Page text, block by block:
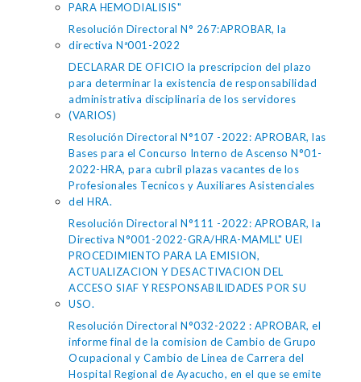
PARA HEMODIALISIS"
Resolución Directoral N° 267:APROBAR, la
directiva Nª001-2022
DECLARAR DE OFICIO la prescripcion del plazo
para determinar la existencia de responsabilidad
administrativa disciplinaria de los servidores
(VARIOS)
Resolución Directoral N°107 -2022: APROBAR, las
Bases para el Concurso Interno de Ascenso N°01-
2022-HRA, para cubril plazas vacantes de los
Profesionales Tecnicos y Auxiliares Asistenciales
del HRA.
Resolución Directoral N°111 -2022: APROBAR, la
Directiva N°001-2022-GRA/HRA-MAMLL" UEI
PROCEDIMIENTO PARA LA EMISION,
ACTUALIZACION Y DESACTIVACION DEL
ACCESO SIAF Y RESPONSABILIDADES POR SU
USO.
Resolución Directoral N°032-2022 : APROBAR, el
informe final de la comision de Cambio de Grupo
Ocupacional y Cambio de Linea de Carrera del
Hospital Regional de Ayacucho, en el que se emite